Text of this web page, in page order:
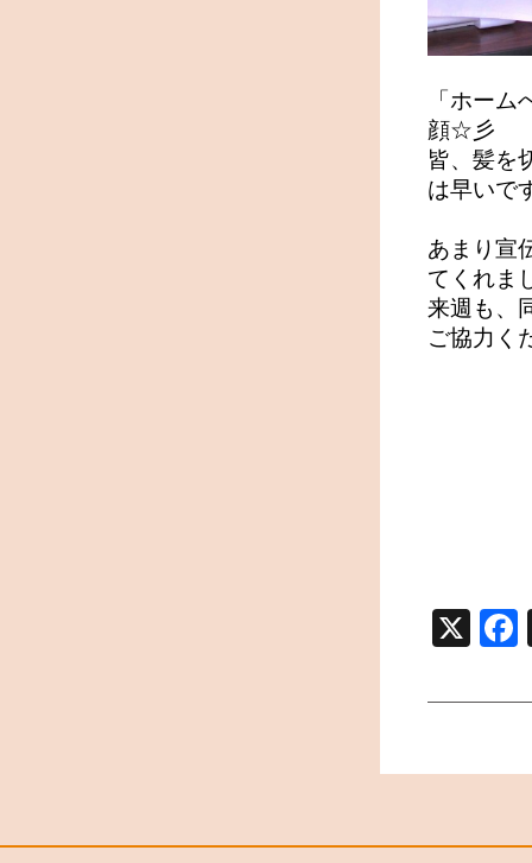
「ホー
顔☆彡
皆、髪を
は早いで
あまり宣
てくれま
来週も、
ご協力く
X